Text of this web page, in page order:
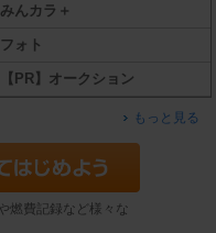
みんカラ＋
フォト
【PR】オークション
もっと見る
燃費記録など様々な